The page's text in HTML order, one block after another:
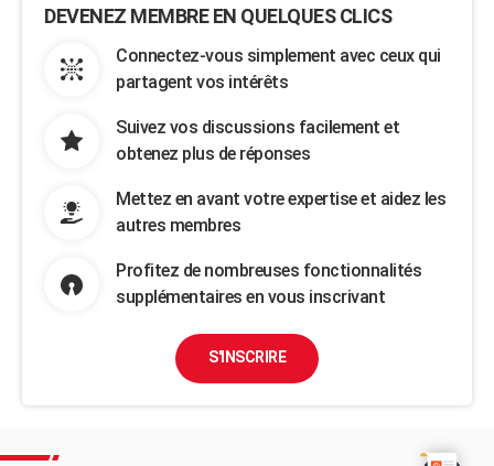
DEVENEZ MEMBRE EN QUELQUES CLICS
Connectez-vous simplement avec ceux qui
partagent vos intérêts
Suivez vos discussions facilement et
obtenez plus de réponses
Mettez en avant votre expertise et aidez les
autres membres
Profitez de nombreuses fonctionnalités
supplémentaires en vous inscrivant
S'INSCRIRE